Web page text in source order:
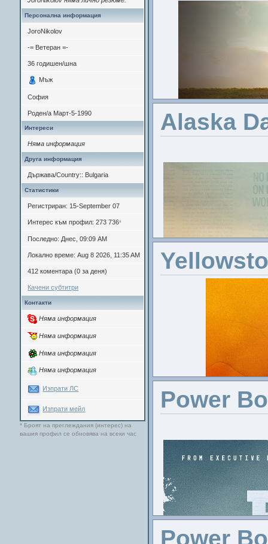
Персонална информация
JoroNikolov
-= Ветеран =-
36 годишен/шна
Мъж
София
Роден/а Март-5-1990
Интереси
Няма информация
Друга информация
Държава/Country:: Bulgaria
Статистики
Регистриран: 15-September 07
Интерес към профил: 273 736*
Последно: Днес, 09:09 AM
Локално време: Aug 8 2026, 11:35 AM
412 коментара (0 за деня)
Качени субтитри
Контакти
Няма информация
Няма информация
Няма информация
Няма информация
Изпрати ЛС
Изпрати мейл
* Броят на преглеждания (интерес) на
вашия профил се обновява на всеки час
Филип
Alaska
Power
Power